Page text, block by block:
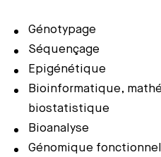
Génotypage
Séquençage
Epigénétique
Bioinformatique,
biostatistique
Bioanalyse
Génomique